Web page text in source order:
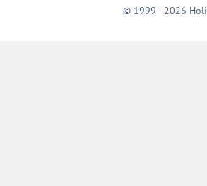
© 1999 - 2026